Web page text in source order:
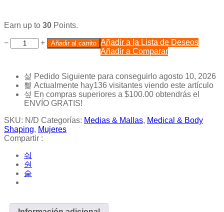
Earn up to 30 Points.
− + Añadir al carrito Añadir a la Lista de Deseos
Añadir a Comparar
Pedido Siguiente para conseguirlo agosto 10, 2026
Actualmente hay136 visitantes viendo este artículo
En compras superiores a $100.00 obtendrás el
ENVÍO GRATIS!
SKU: N/D Categorías: Medias & Mallas, Medical & Body
Shaping, Mujeres
Compartir :